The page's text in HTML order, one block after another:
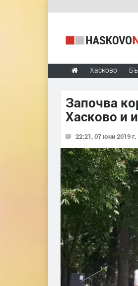
Хасково
Започва
Хасково и
22:21, 07 юни 2019 г.